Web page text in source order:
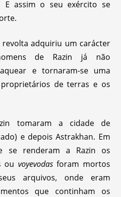
E assim o seu exército se
revolta adquiriu um carácter
de Razin já não
e tornaram-se uma
de terras e os
tomaram a cidade de
e depois Astrakhan. Em
se renderam a Razin os
ou voyevodasforam mortos
arquivos, onde eram
que continham os